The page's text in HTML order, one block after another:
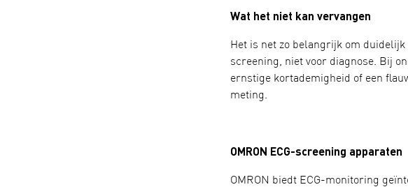
Wat het niet kan vervangen
Het is net zo belangrijk om
screening, niet voor diagnose. Bij
ernstige kortademigheid of een
meting.
OMRON ECG-screening apparaten
OMRON biedt ECG-monitoring